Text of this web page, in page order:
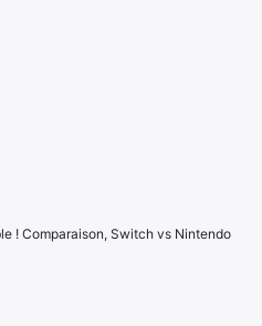
! Comparaison, Switch vs Nintendo